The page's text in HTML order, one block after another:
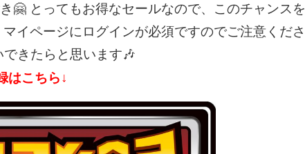
🤗 とってもお得なセールなので、このチャンスを
イページにログインが必須ですのでご注意くださ
きたらと思います🎶
はこちら↓